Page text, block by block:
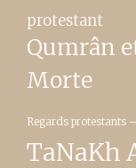
protestant
Qumrân
Morte
Regards protestants
TaNaKh